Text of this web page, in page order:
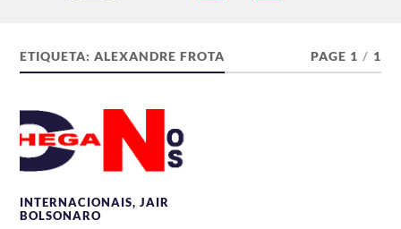
ETIQUETA:ALEXANDRE FROTA PAGE 1 / 1
INTERNACIONAIS,JAIR
BOLSONARO